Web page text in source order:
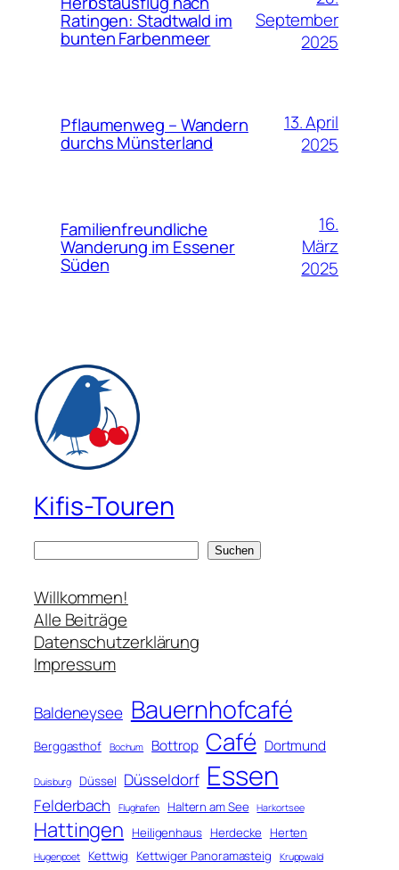
Ratingen: Stadtwald im
bunten Farbenmeer
September
2025
Pflaumenweg – Wandern
durchs Münsterland
13. April
2025
Familienfreundliche
Wanderung im Essener
Süden
16.
März
2025
Kifis-Touren
c
h
e
n
Suchen
Willkommen!
Alle Beiträge
Datenschutzerklärung
Impressum
Baldeneysee Bauernhofcafé
Berggasthof Bochum Bottrop Café Dortmund
Duisburg Düssel Düsseldorf Essen
Felderbach Flughafen Haltern am See Harkortsee
Hattingen Heiligenhaus Herdecke Herten
Hugenpoet Kettwig Kettwiger Panoramasteig Kruppwald